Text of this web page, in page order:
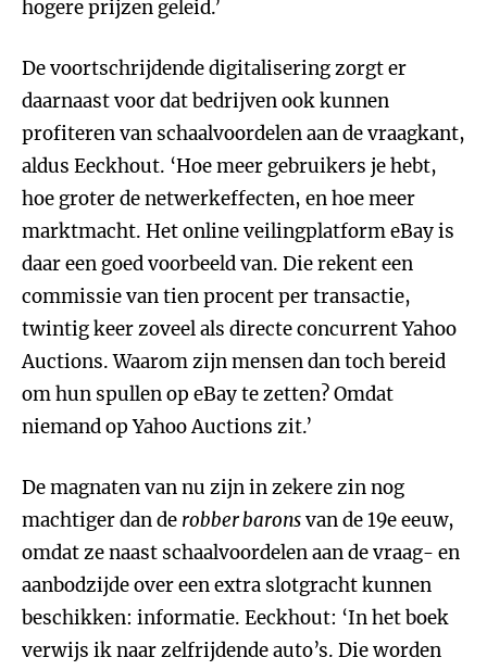
hogere prijzen geleid.’
De voortschrijdende digitalisering zorgt er
daarnaast voor dat bedrijven ook kunnen
profiteren van schaalvoordelen aan de vraagkant,
aldus Eeckhout. ‘Hoe meer gebruikers je hebt,
hoe groter de netwerkeffecten, en hoe meer
marktmacht. Het online veilingplatform eBay is
daar een goed voorbeeld van. Die rekent een
commissie van tien procent per transactie,
twintig keer zoveel als directe concurrent Yahoo
Auctions. Waarom zijn mensen dan toch bereid
om hun spullen op eBay te zetten? Omdat
niemand op Yahoo Auctions zit.’
De magnaten van nu zijn in zekere zin nog
machtiger dan de robber baronsvan de 19e eeuw,
omdat ze naast schaalvoordelen aan de vraag- en
aanbodzijde over een extra slotgracht kunnen
beschikken: informatie. Eeckhout: ‘In het boek
verwijs ik naar zelfrijdende auto’s. Die worden